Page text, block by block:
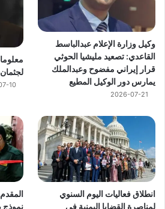
وكيل وزارة الإعلام عبدالباسط
القاعدي: تصعيد مليشيا الحوثي
قرار إيراني مفضوح وعبدالملك
يمارس دور الوكيل المطيع
2026-07-21
10
انطلاق فعاليات اليوم السنوي
لمناصرة القضايا اليمنية في